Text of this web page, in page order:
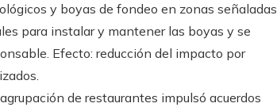
y boyas de fondeo en zonas señaladas
para instalar y mantener las boyas y se
Efecto: reducción del impacto por
de restaurantes impulsó acuerdos